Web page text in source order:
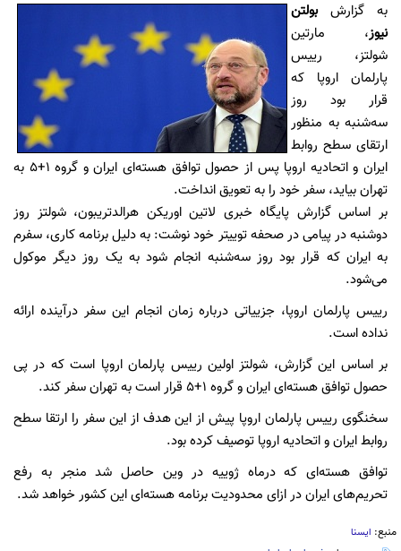
به گزارشبولتن
نیوز، مارتین
شولتز، رییس
پارلمان اروپا که
قرار بود روز
سه‌شنبه به منظور
ارتقای سطح روابط
ایران و اتحادیه اروپا پس از حصول توافق هسته‌ای ایران و گروه 1+5 به
تهران بیاید،‌ سفر خود را به تعویق انداخت.
بر اساس گزارش پایگاه خبری لاتین اوریکن هرالدتریبون، شولتز روز
دوشنبه در پیامی در صحفه توییتر خود نوشت: به دلیل برنامه کاری، سفرم
به ایران که قرار بود روز سه‌شنبه انجام شود به یک روز دیگر موکول
می‌شود.
رییس پارلمان اروپا، جزییاتی درباره زمان انجام این سفر درآینده ارائه
نداده است.
بر اساس این گزارش، شولتز اولین رییس پارلمان اروپا است که در پی
حصول توافق هسته‌ای ایران و گروه 1+5 قرار است به تهران سفر کند.
سخنگوی رییس پارلمان اروپا پیش از این هدف از این سفر را ارتقا سطح
روابط ایران و اتحادیه اروپا توصیف کرده بود.
توافق هسته‌ای که درماه ژوییه در وین حاصل شد منجر به رفع
تحریم‌های ایران در ازای محدودیت برنامه هسته‌ای این کشور خواهد شد.
منبع: ایسنا